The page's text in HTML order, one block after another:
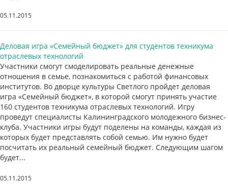
05.11.2015
Деловая игра «Семейный бюджет» для студентов техникума
отраслевых технологий
Участники смогут смоделировать реальные денежные
отношения в семье, познакомиться с работой финансовых
институтов. Во дворце культуры Светлого пройдет деловая
игра «Семейный бюджет», в которой смогут принять участие
160 студентов техникума отраслевых технологий. Игру
проведут специалисты Калининградского молодежного бизнес-
клуба. Участники игры будут поделены на команды, каждая из
которых будет представлять собой семью. Им нужно будет
посчитать их реальный семейный бюджет. Следующим шагом
будет...
05.11.2015